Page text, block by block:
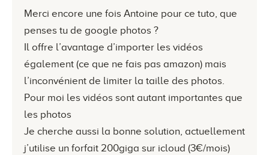
Merci encore une fois Antoine pour ce tuto, que
penses tu de google photos ?
Il offre l’avantage d’importer les vidéos
également (ce que ne fais pas amazon) mais
l’inconvénient de limiter la taille des photos.
Pour moi les vidéos sont autant importantes que
les photos
Je cherche aussi la bonne solution, actuellement
j’utilise un forfait 200giga sur icloud (3€/mois)